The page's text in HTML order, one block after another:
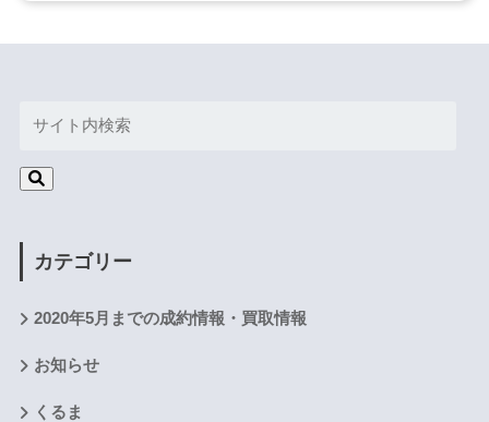
カテゴリー
2020年5月までの成約情報・買取情報
お知らせ
くるま